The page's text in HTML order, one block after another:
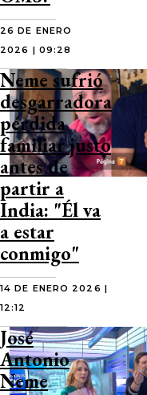
26 DE ENERO
2026 | 09:28
Neme sufrió
desgarradora
pérdida
familiar justo
antes de
partir a
India: "Él va
a estar
conmigo"
14 DE ENERO 2026 |
12:12
José
Antonio
Neme